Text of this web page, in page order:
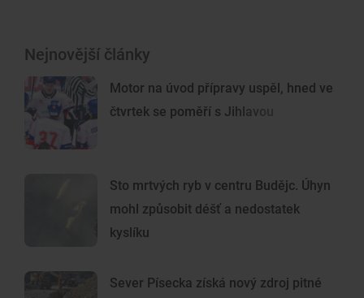
Nejnovější články
Motor na úvod přípravy uspěl, hned ve
čtvrtek se poměří s Jihlavou
Sto mrtvých ryb v centru Budějc. Úhyn
mohl způsobit déšť a nedostatek
kyslíku
Sever Písecka získá nový zdroj pitné